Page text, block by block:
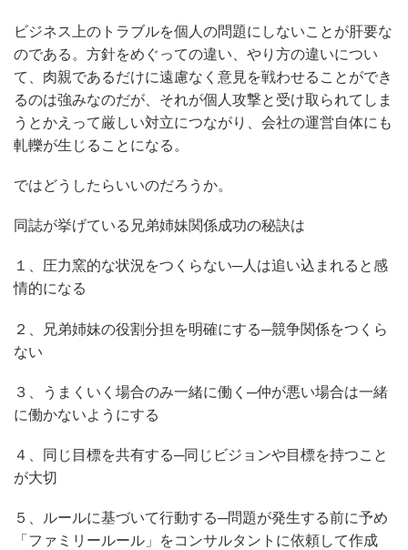
ビジネス上のトラブルを個人の問題にしないことが肝要な
のである。方針をめぐっての違い、やり方の違いについ
て、肉親であるだけに遠慮なく意見を戦わせることができ
るのは強みなのだが、それが個人攻撃と受け取られてしま
うとかえって厳しい対立につながり、会社の運営自体にも
軋轢が生じることになる。
ではどうしたらいいのだろうか。
同誌が挙げている兄弟姉妹関係成功の秘訣は
１、圧力窯的な状況をつくらない─人は追い込まれると感
情的になる
２、兄弟姉妹の役割分担を明確にする─競争関係をつくら
ない
３、うまくいく場合のみ一緒に働く─仲が悪い場合は一緒
に働かないようにする
４、同じ目標を共有する─同じビジョンや目標を持つこと
が大切
５、ルールに基づいて行動する─問題が発生する前に予め
「ファミリールール」をコンサルタントに依頼して作成